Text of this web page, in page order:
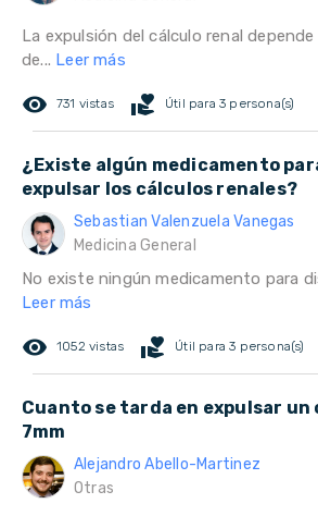
La expulsión del cálculo renal
de... Leer más
remove_red_eye 731 vistas volunteer_activism Útil para 3 persona(s)
¿Existe algún medicamento
expulsar los cálculos renales?
Sebastian Valenzuela Vanegas
Medicina General
No existe ningún medicamento para
Leer más
remove_red_eye 1052 vistas volunteer_activism Útil para 3 persona(s)
Cuanto se tarda en expulsar un
7mm
Alejandro Abello-Martinez
Otras